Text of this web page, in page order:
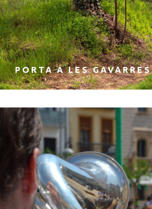
PORTA A LES GAVARRES